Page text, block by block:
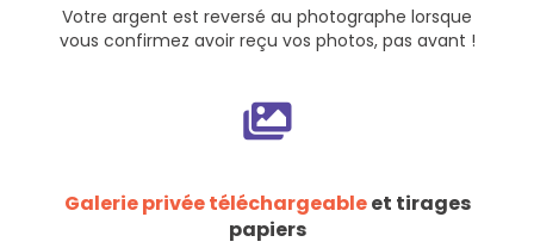
Votre argent est reversé au photographe lorsque
vous confirmez avoir reçu vos photos, pas avant !
Galerie privée téléchargeableet tirages
papiers